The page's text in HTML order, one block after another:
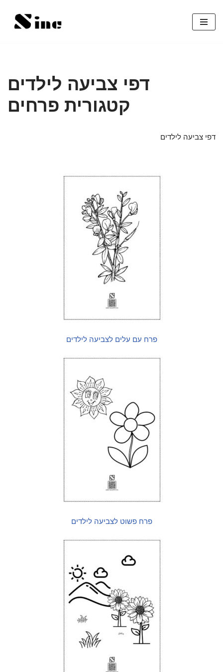
Skip
דפי צביעה לילדים
קטגורית פרחים
דפי צביעה לילדים
פרח עם עלים לצביעה לילדים
פרח פשוט לצביעה לילדים